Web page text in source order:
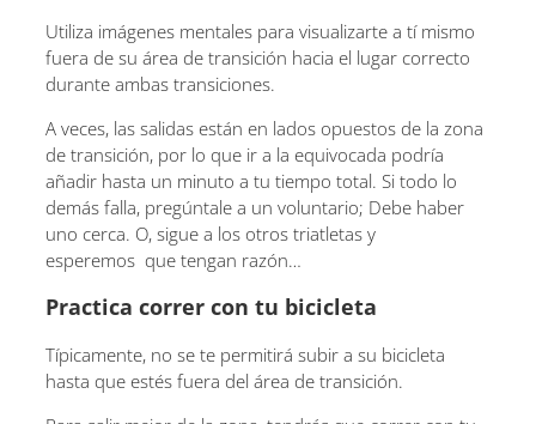
Utiliza imágenes mentales para visualizarte a tí mismo
fuera de su área de transición hacia el lugar correcto
durante ambas transiciones.
A veces, las salidas están en lados opuestos de la zona
de transición, por lo que ir a la equivocada podría
añadir hasta un minuto a tu tiempo total. Si todo lo
demás falla, pregúntale a un voluntario; Debe haber
uno cerca. O, sigue a los otros triatletas y
esperemos que tengan razón…
Practica correr con tu bicicleta
Típicamente, no se te permitirá subir a su bicicleta
hasta que estés fuera del área de transición.